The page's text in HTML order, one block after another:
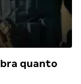
quanto